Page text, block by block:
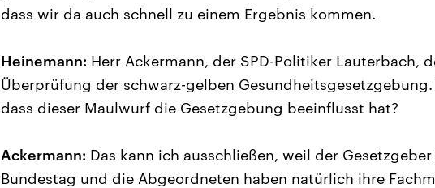
dass wir da auch schnell zu einem Ergebnis kommen.
Heinemann: Herr Ackermann, der SPD-Politiker Lauterbach,
Überprüfung der schwarz-gelben Gesundheitsgesetzgebung.
dass dieser Maulwurf die Gesetzgebung beeinflusst hat?
Ackermann: Das kann ich ausschließen, weil der
Bundestag und die Abgeordneten haben natürlich ihre